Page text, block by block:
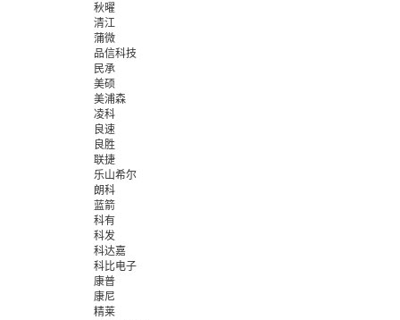
秋曜
清江
蒲微
品信科技
民承
美硕
美浦森
凌科
良速
良胜
联捷
乐山希尔
朗科
蓝箭
科有
科发
科达嘉
科比电子
康普
康尼
精莱